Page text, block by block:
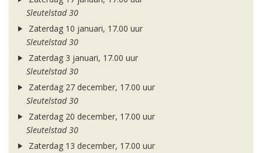
Sleutelstad 30
Zaterdag 10 januari, 17.00 uur
Sleutelstad 30
Zaterdag 3 januari, 17.00 uur
Sleutelstad 30
Zaterdag 27 december, 17.00 uur
Sleutelstad 30
Zaterdag 20 december, 17.00 uur
Sleutelstad 30
Zaterdag 13 december, 17.00 uur